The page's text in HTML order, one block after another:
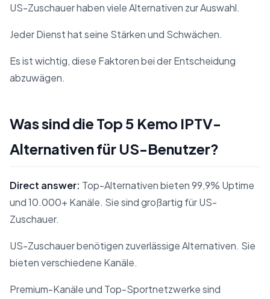
US-Zuschauer haben viele Alternativen zur Auswahl.
Jeder Dienst hat seine Stärken und Schwächen.
Es ist wichtig, diese Faktoren bei der Entscheidung
abzuwägen.
Was sind die Top 5 Kemo IPTV-
Alternativen für US-Benutzer?
Direct answer: Top-Alternativen bieten 99,9% Uptime
und 10.000+ Kanäle. Sie sind großartig für US-
Zuschauer.
US-Zuschauer benötigen zuverlässige Alternativen. Sie
bieten verschiedene Kanäle.
Premium-Kanäle und Top-Sportnetzwerke sind